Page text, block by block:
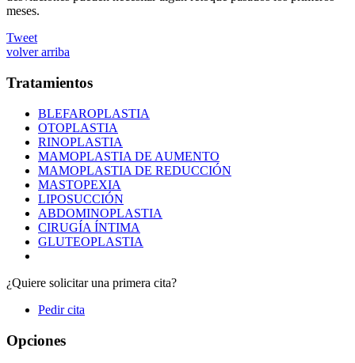
meses.
Tweet
volver arriba
Tratamientos
BLEFAROPLASTIA
OTOPLASTIA
RINOPLASTIA
MAMOPLASTIA DE AUMENTO
MAMOPLASTIA DE REDUCCIÓN
MASTOPEXIA
LIPOSUCCIÓN
ABDOMINOPLASTIA
CIRUGÍA ÍNTIMA
GLUTEOPLASTIA
¿Quiere solicitar una primera cita?
Pedir cita
Opciones